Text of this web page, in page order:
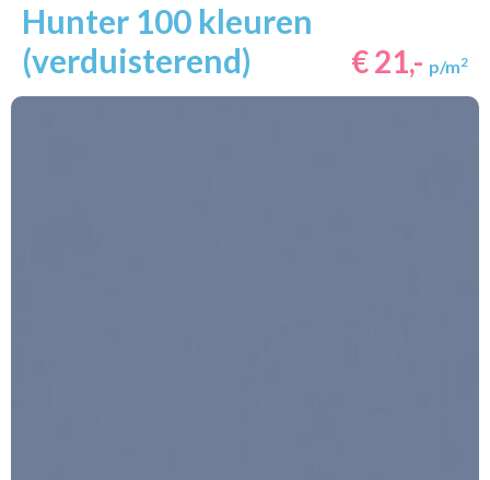
Hunter 100 kleuren
(verduisterend)
€ 21,- p/m2